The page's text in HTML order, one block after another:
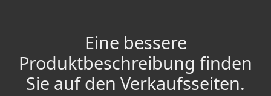
Eine bessere
Produktbeschreibung finden
Sie auf den Verkaufsseiten.